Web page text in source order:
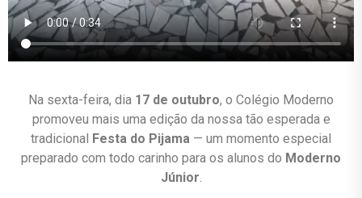
Na sexta-feira, dia 17 de outubro, o Colégio Moderno
promoveu mais uma edição da nossa tão esperada e
tradicional Festa do Pijama — um momento especial
preparado com todo carinho para os alunos do Moderno
Júnior.